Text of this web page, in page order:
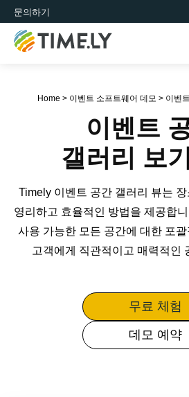
문의하기
Timely
Home > 이벤트 소프트웨어 데모 > 이벤
이벤트
갤러리 보
Timely 이벤트 공간 갤러리 뷰는
영리하고 효율적인 방법을 제공합
사용 가능한 모든 공간에 대한 포
고객에게 직관적이고 매력적인
무료 체험
데모 예약